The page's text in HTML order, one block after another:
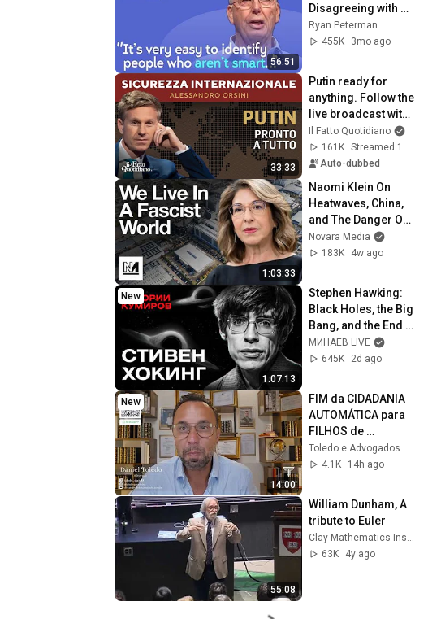
56:51
Disagreeing with
Google, Postgres,
Future Problems |
Ryan Peterman
455K
3mo ago
33:33
Putin ready for
anything. Follow the
live broadcast with
Alessandro Orsini
Il Fatto Quotidiano
161K
Streamed 1mo ago
Auto-dubbed
1:03:33
Naomi Klein On
Heatwaves, China,
and The Danger Of
Technofixes
Novara Media
183K
4w ago
1:07:13
New
Stephen Hawking:
Black Holes, the Big
Bang, and the End
of the Universe /
Idol Stories /
МИНАЕВ LIVE
645K
2d ago
14:00
New
FIM da CIDADANIA
AUTOMÁTICA para
FILHOS de
IMIGRANTES nos
EUA? 🇺🇸
4.1K
14h ago
55:08
William Dunham, A
tribute to Euler
63K
4y ago